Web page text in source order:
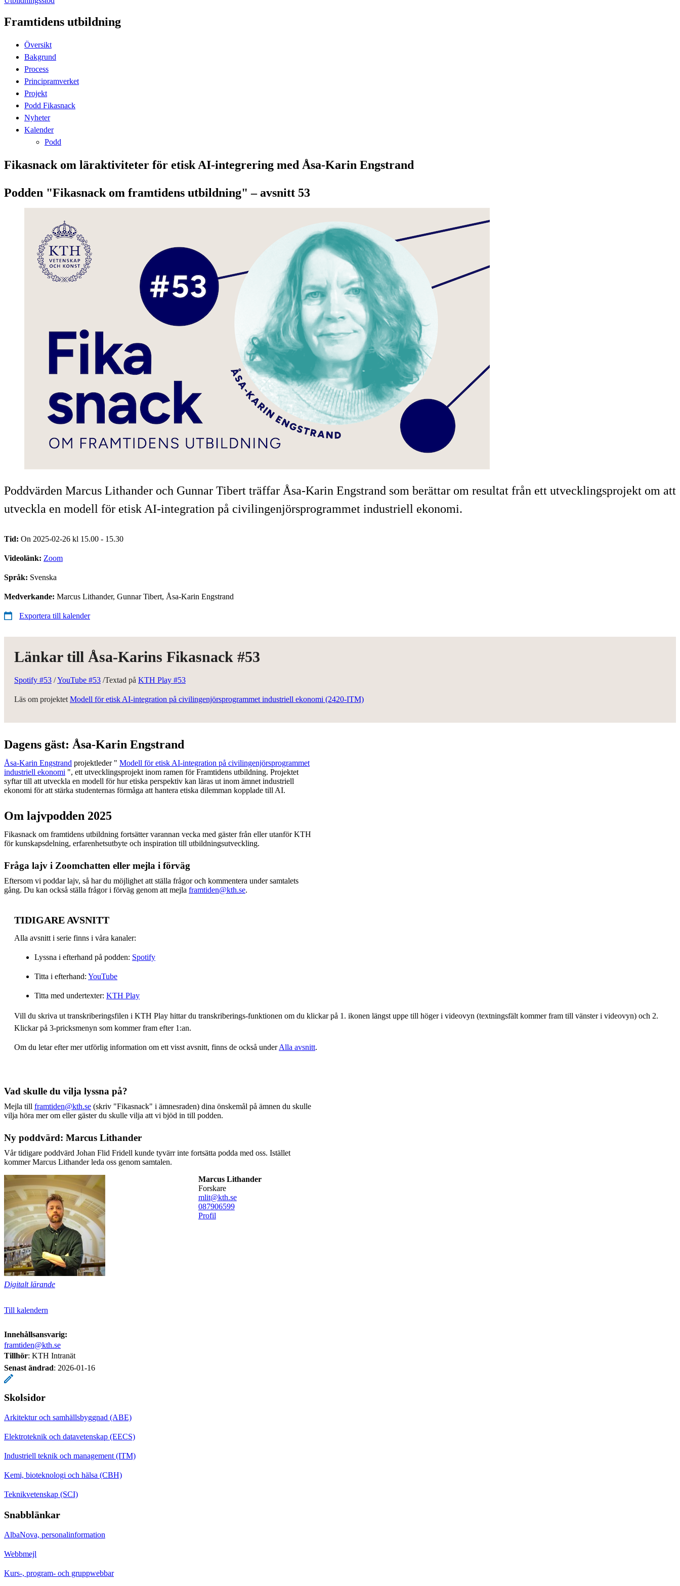
Framtidens utbildning
Översikt
Bakgrund
Process
Principramverket
Projekt
Podd Fikasnack
Nyheter
Kalender
Podd
Fikasnack om läraktiviteter för etisk AI-integrering med Åsa-Karin Engstrand
Podden "Fikasnack om framtidens utbildning" – avsnitt 53
Poddvärden Marcus Lithander och Gunnar Tibert träffar Åsa-Karin Engstrand som berättar om resultat från ett utvecklingsprojekt om att
utveckla en modell för etisk AI-integration på civilingenjörsprogrammet industriell ekonomi.
Tid: On 2025-02-26 kl 15.00 - 15.30
Videolänk: Zoom
Språk: Svenska
Medverkande: Marcus Lithander, Gunnar Tibert, Åsa-Karin Engstrand
Exportera till kalender
Länkar till Åsa-Karins Fikasnack #53
Spotify #53 /YouTube #53 /Textad på KTH Play #53
Läs om projektet Modell för etisk AI-integration på civilingenjörsprogrammet industriell ekonomi (2420-ITM)
Dagens gäst: Åsa-Karin Engstrand
Åsa-Karin Engstrand projektleder " Modell för etisk AI-integration på civilingenjörsprogrammet
industriell ekonomi ", ett utvecklingsprojekt inom ramen för Framtidens utbildning. Projektet
syftar till att utveckla en modell för hur etiska perspektiv kan läras ut inom ämnet industriell
ekonomi för att stärka studenternas förmåga att hantera etiska dilemman kopplade till AI.
Om lajvpodden 2025
Fikasnack om framtidens utbildning fortsätter varannan vecka med gäster från eller utanför KTH
för kunskapsdelning, erfarenhetsutbyte och inspiration till utbildningsutveckling.
Fråga lajv i Zoomchatten eller mejla i förväg
Eftersom vi poddar lajv, så har du möjlighet att ställa frågor och kommentera under samtalets
gång. Du kan också ställa frågor i förväg genom att mejla framtiden@kth.se.
TIDIGARE AVSNITT
Alla avsnitt i serie finns i våra kanaler:
Lyssna i efterhand på podden: Spotify
Titta i efterhand: YouTube
Titta med undertexter: KTH Play
Vill du skriva ut transkriberingsfilen i KTH Play hittar du transkriberings-funktionen om du klickar på 1. ikonen längst uppe till höger i videovyn (textningsfält kommer fram till vänster i videovyn) och 2.
Klickar på 3-pricksmenyn som kommer fram efter 1:an.
Om du letar efter mer utförlig information om ett visst avsnitt, finns de också underAlla avsnitt.
Vad skulle du vilja lyssna på?
Mejla till framtiden@kth.se (skriv "Fikasnack" i ämnesraden) dina önskemål på ämnen du skulle
vilja höra mer om eller gäster du skulle vilja att vi bjöd in till podden.
Ny poddvärd: Marcus Lithander
Vår tidigare poddvärd Johan Flid Fridell kunde tyvärr inte fortsätta podda med oss. Istället
kommer Marcus Lithander leda oss genom samtalen.
Marcus Lithander
forskare
mlit@kth.se
087906599
Profil
Digitalt lärande
Till kalendern
Innehållsansvarig:
framtiden@kth.se
Tillhör: KTH Intranät
Senast ändrad: 2026-01-16
Skolsidor
Arkitektur och samhällsbyggnad (ABE)
Elektroteknik och datavetenskap (EECS)
Industriell teknik och management (ITM)
Kemi, bioteknologi och hälsa (CBH)
Teknikvetenskap (SCI)
Snabblänkar
AlbaNova, personalinformation
Webbmejl
Kurs-, program- och gruppwebbar